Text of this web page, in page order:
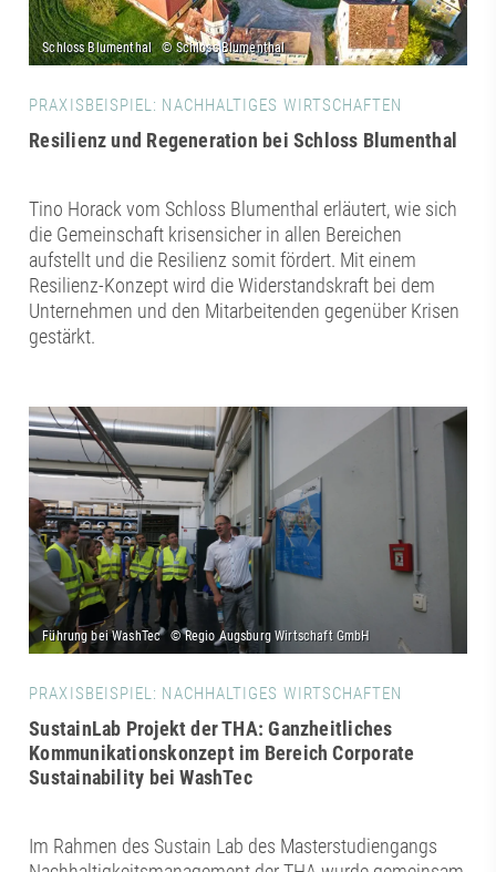
PRAXISBEISPIEL: NACHHALTIGES WIRTSCHAFTEN
Resilienz und Regeneration bei Schloss Blumenthal
Tino Horack vom Schloss Blumenthal erläutert, wie sich
die Gemeinschaft krisensicher in allen Bereichen
aufstellt und die Resilienz somit fördert. Mit einem
Resilienz-Konzept wird die Widerstandskraft bei dem
Unternehmen und den Mitarbeitenden gegenüber Krisen
gestärkt.
PRAXISBEISPIEL: NACHHALTIGES WIRTSCHAFTEN
SustainLab Projekt der THA: Ganzheitliches
Kommunikationskonzept im Bereich Corporate
Sustainability bei WashTec
Im Rahmen des Sustain Lab des Masterstudiengangs